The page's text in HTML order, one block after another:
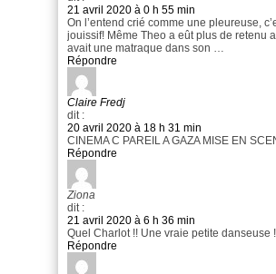
21 avril 2020 à 0 h 55 min
On l’entend crié comme une pleureuse,
jouissif! Même Theo a eût plus de retenu
avait une matraque dans son …
Répondre
Claire Fredj
dit :
20 avril 2020 à 18 h 31 min
CINEMA C PAREIL A GAZA MISE EN
Répondre
Ziona
dit :
21 avril 2020 à 6 h 36 min
Quel Charlot !! Une vraie petite danseuse
Répondre